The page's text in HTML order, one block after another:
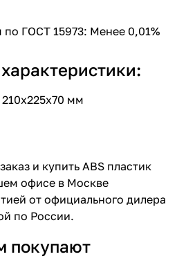
ГОСТ 15973: Менее 0,01%
мм
и купить ABS пластик
офисе в Москве
от официального дилера
по России.
покупают